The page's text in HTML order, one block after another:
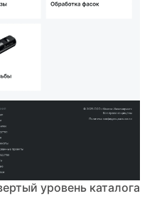
уровень каталога